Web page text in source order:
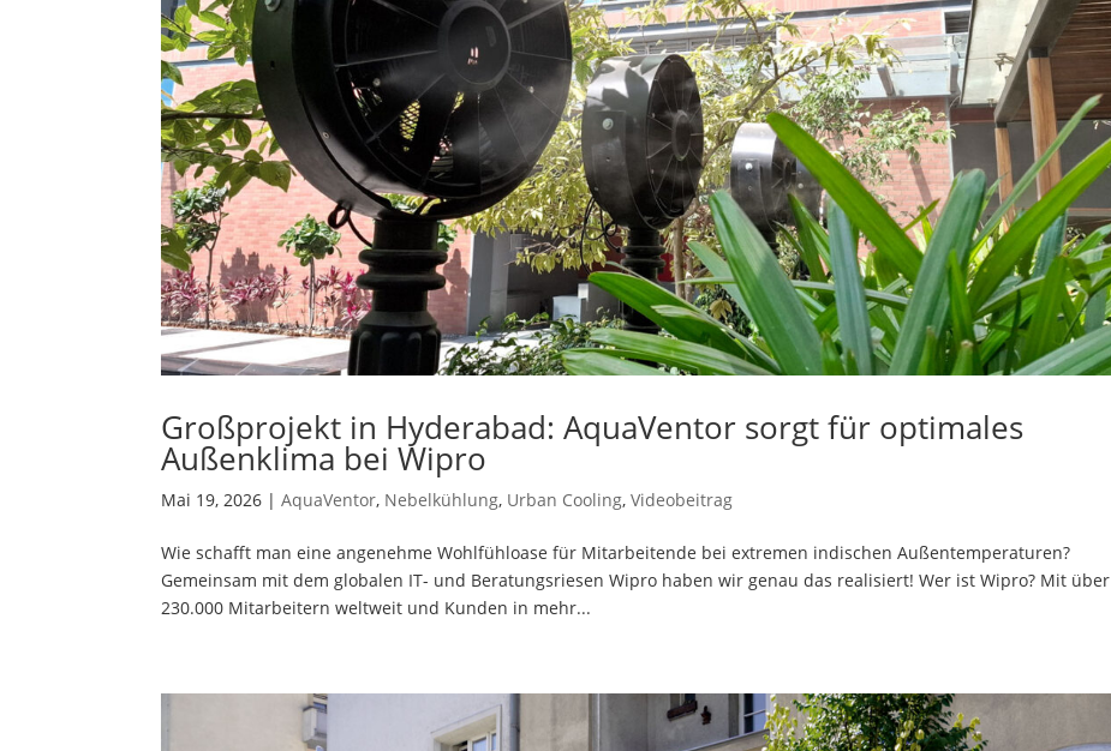
Großprojekt in Hyderabad: AquaVentor sorgt für optimales
Außenklima bei Wipro
Mai 19, 2026 |AquaVentor, Nebelkühlung, Urban Cooling,Videobeitrag
Wie schafft man eine angenehme Wohlfühloase für Mitarbeitende bei extremen indischen Außentemperaturen?
Gemeinsam mit dem globalen IT- und Beratungsriesen Wipro haben wir genau das realisiert! Wer ist Wipro? Mit über
230.000 Mitarbeitern weltweit und Kunden in mehr...